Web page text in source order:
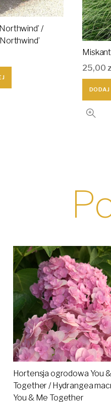
/
Miskant
25,00
Hortensja ogrodowa You
Together / Hydrangea
You & Me Together